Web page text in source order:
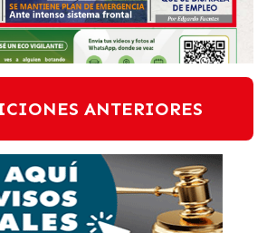
ANTERIORES